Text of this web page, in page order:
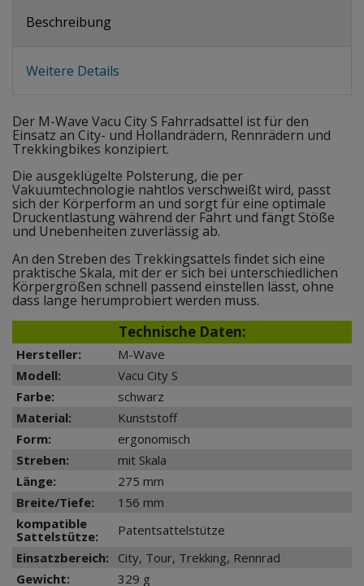
Beschreibung
Weitere Details
Der M-Wave Vacu City S Fahrradsattel ist für den
Einsatz an City- und Hollandrädern, Rennrädern und
Trekkingbikes konzipiert.
Die ausgeklügelte Polsterung, die per
Vakuumtechnologie nahtlos verschweißt wird, passt
sich der Körperform an und sorgt für eine optimale
Druckentlastung während der Fahrt und fängt Stöße
und Unebenheiten zuverlässig ab.
An den Streben des Trekkingsattels findet sich eine
praktische Skala, mit der er sich bei unterschiedlichen
Körpergrößen schnell passend einstellen lässt, ohne
dass lange herumprobiert werden muss.
Technische Daten:
Hersteller:
M-Wave
Modell:
Vacu City S
Farbe:
schwarz
Material:
Kunststoff
Form:
ergonomisch
Streben:
mit Skala
Länge:
275 mm
Breite/Tiefe:
156 mm
kompatible
Sattelstütze:
Patentsattelstütze
Einsatzbereich:
City, Tour, Trekking, Rennrad
Gewicht:
329 g